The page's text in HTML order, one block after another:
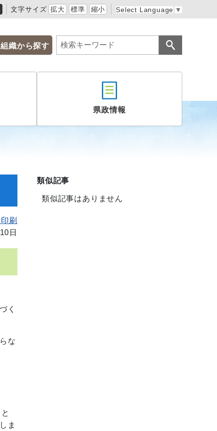
文字サイズ 拡大 標準 縮小 Select Language ▼
組織から探す
県政情報
刷
日
く
な
ま
類似記事
類似記事はありません